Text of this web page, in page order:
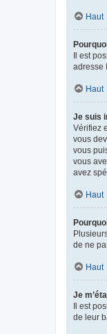
Haut
Il est
adresse
Haut
Je suis
Vérifiez
vous
vous
vous
avez
Haut
de ne
Haut
Je
Il est
de leur